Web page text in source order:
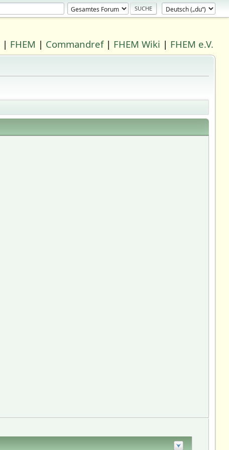
| FHEM | Commandref| FHEM Wiki | FHEM e.V.